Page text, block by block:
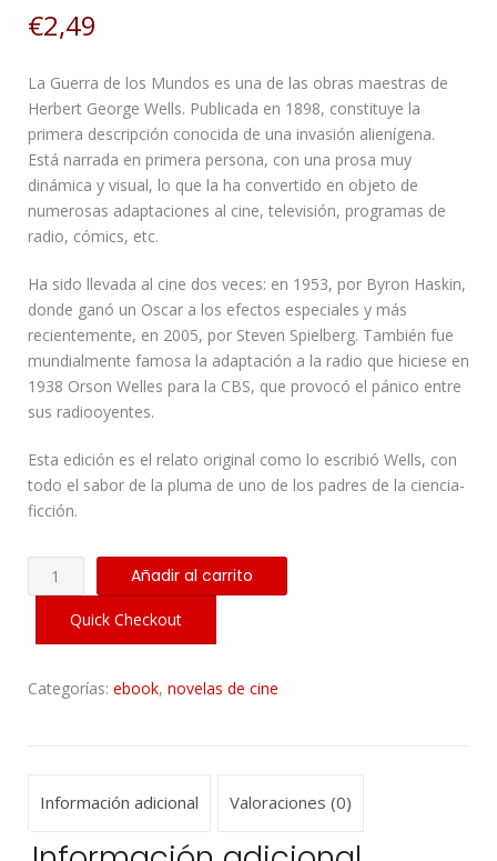
€2,49
La Guerra de los Mundos es una de las obras maestras de
Herbert George Wells. Publicada en 1898, constituye la
primera descripción conocida de una invasión alienígena.
Está narrada en primera persona, con una prosa muy
dinámica y visual, lo que la ha convertido en objeto de
numerosas adaptaciones al cine, televisión, programas de
radio, cómics, etc.
Ha sido llevada al cine dos veces: en 1953, por Byron Haskin,
donde ganó un Oscar a los efectos especiales y más
recientemente, en 2005, por Steven Spielberg. También fue
mundialmente famosa la adaptación a la radio que hiciese en
1938 Orson Welles para la CBS, que provocó el pánico entre
sus radiooyentes.
Esta edición es el relato original como lo escribió Wells, con
todo el sabor de la pluma de uno de los padres de la ciencia-
ficción.
Guerra
los
cantidad
Añadir al carrito
Quick Checkout
Categorías: ebook, novelas de cine
Información adicional Valoraciones (0)